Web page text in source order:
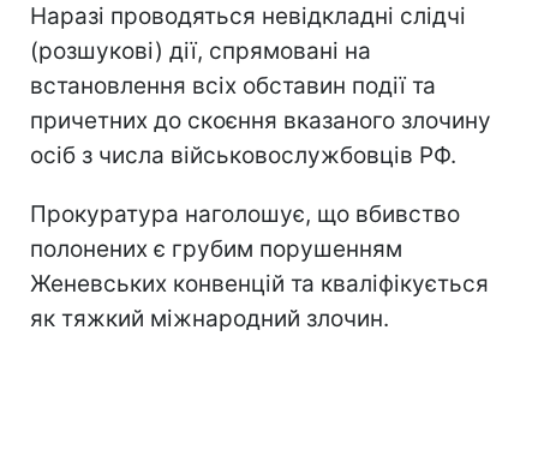
Наразі проводяться невідкладні слідчі
(розшукові) дії, спрямовані на
встановлення всіх обставин події та
причетних до скоєння вказаного злочину
осіб з числа військовослужбовців РФ.
Прокуратура наголошує, що вбивство
полонених є грубим порушенням
Женевських конвенцій та кваліфікується
як тяжкий міжнародний злочин.